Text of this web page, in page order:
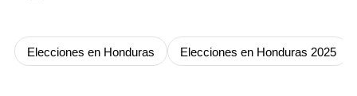
Elecciones en Honduras Elecciones en Honduras 2025